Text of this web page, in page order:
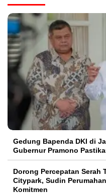
Gedung Bapenda DKI di
Gubernur Pramono
Dorong Percepatan Serah
Citypark, Sudin
Komitmen